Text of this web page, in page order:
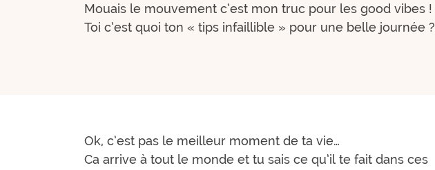
Mouais le mouvement c’est mon truc pour les good vibes !
Toi c’est quoi ton « tips infaillible » pour une belle journée ?
Ok, c’est pas le meilleur moment de ta vie…
Ca arrive à tout le monde et tu sais ce qu’il te fait dans ces